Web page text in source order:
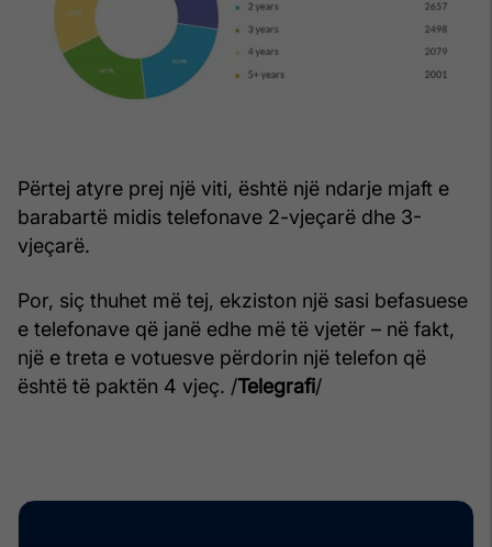
Përtej atyre prej një viti, është një ndarje mjaft e
barabartë midis telefonave 2-vjeçarë dhe 3-
vjeçarë.
Por, siç thuhet më tej, ekziston një sasi befasuese
e telefonave që janë edhe më të vjetër – në fakt,
një e treta e votuesve përdorin një telefon që
është të paktën 4 vjeç. /Telegrafi/